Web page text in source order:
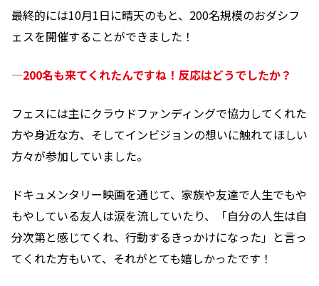
最終的には10月1日に晴天のもと、200名規模のおダシフ
ェスを開催することができました！
―200名も来てくれたんですね！反応はどうでしたか？
フェスには主にクラウドファンディングで協力してくれた
方や身近な方、そしてインビジョンの想いに触れてほしい
方々が参加していました。
ドキュメンタリー映画を通じて、家族や友達で人生でもや
もやしている友人は涙を流していたり、「自分の人生は自
分次第と感じてくれ、行動するきっかけになった」と言っ
てくれた方もいて、それがとても嬉しかったです！